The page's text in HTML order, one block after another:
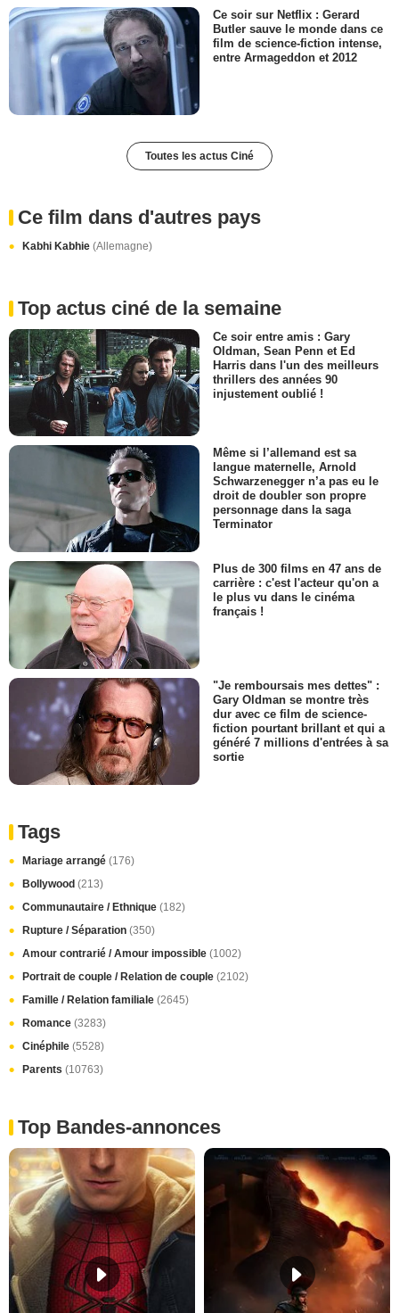
Ce soir sur Netflix : Gerard
Butler sauve le monde dans ce
film de science-fiction intense,
entre Armageddon et 2012
Toutes les actus Ciné
Ce film dans d'autres pays
Kabhi Kabhie (Allemagne)
Top actus ciné de la semaine
Ce soir entre amis : Gary
Oldman, Sean Penn et Ed
Harris dans l'un des meilleurs
thrillers des années 90
injustement oublié !
Même si l’allemand est sa
langue maternelle, Arnold
Schwarzenegger n’a pas eu le
droit de doubler son propre
personnage dans la saga
Terminator
Plus de 300 films en 47 ans de
carrière : c'est l'acteur qu'on a
le plus vu dans le cinéma
français !
"Je remboursais mes dettes" :
Gary Oldman se montre très
dur avec ce film de science-
fiction pourtant brillant et qui a
généré 7 millions d'entrées à sa
sortie
Tags
Mariage arrangé (176)
Bollywood (213)
Communautaire / Ethnique (182)
Rupture / Séparation (350)
Amour contrarié / Amour impossible (1002)
Portrait de couple / Relation de couple (2102)
Famille / Relation familiale (2645)
Romance (3283)
Cinéphile (5528)
Parents (10763)
Top Bandes-annonces